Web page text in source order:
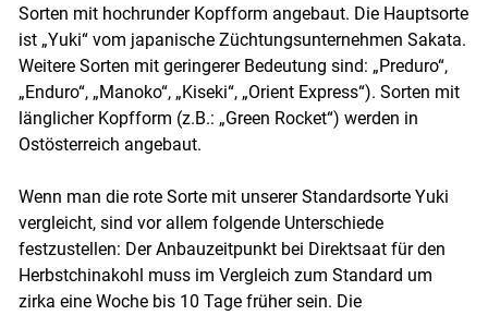
Skip to main content
Sorten mit hochrunder Kopfform angebaut. Die Hauptsorte
ist „Yuki“ vom japanische Züchtungsunternehmen Sakata.
Weitere Sorten mit geringerer Bedeutung sind: „Preduro“,
„Enduro“, „Manoko“, „Kiseki“, „Orient Express“). Sorten mit
länglicher Kopfform (z.B.: „Green Rocket“) werden in
Ostösterreich angebaut.
Wenn man die rote Sorte mit unserer Standardsorte Yuki
vergleicht, sind vor allem folgende Unterschiede
festzustellen: Der Anbauzeitpunkt bei Direktsaat für den
Herbstchinakohl muss im Vergleich zum Standard um
zirka eine Woche bis 10 Tage früher sein. Die